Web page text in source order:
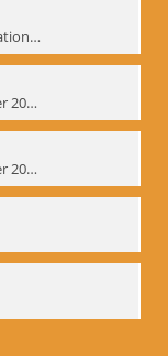
Biomechanik- Abschlusspräsentation des Workshops Sommer 2001
Biomechanik-Workshop, Sommer 2002
Biomechanik-Workshop, Sommer 2003